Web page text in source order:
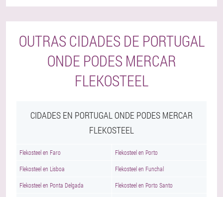
OUTRAS CIDADES DE PORTUGAL
ONDE PODES MERCAR
FLEKOSTEEL
CIDADES EN PORTUGAL ONDE PODES MERCAR
FLEKOSTEEL
Flekosteel en Faro Flekosteel en Porto
Flekosteel en Lisboa Flekosteel en Funchal
Flekosteel en Ponta Delgada Flekosteel en Porto Santo